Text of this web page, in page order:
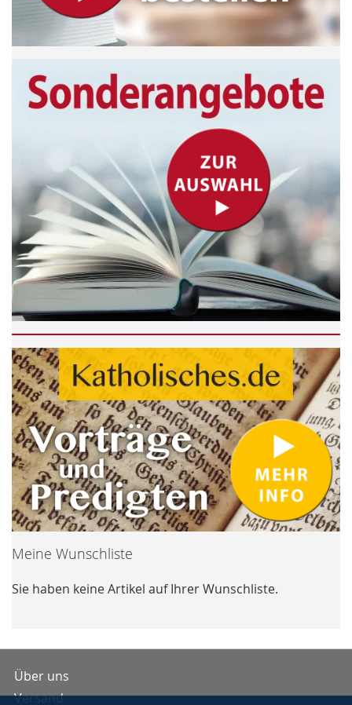
Meine Wunschliste
Sie haben keine Artikel auf Ihrer Wunschliste.
Über uns
Versand